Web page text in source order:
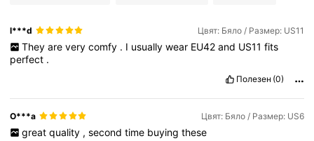
l***d Цвят: Бяло / Размер: US11
They are very comfy . I usually wear EU42 and US11 fits
perfect .
Полезен (0)
O***a Цвят: Бяло / Размер: US6
great quality , second time buying these